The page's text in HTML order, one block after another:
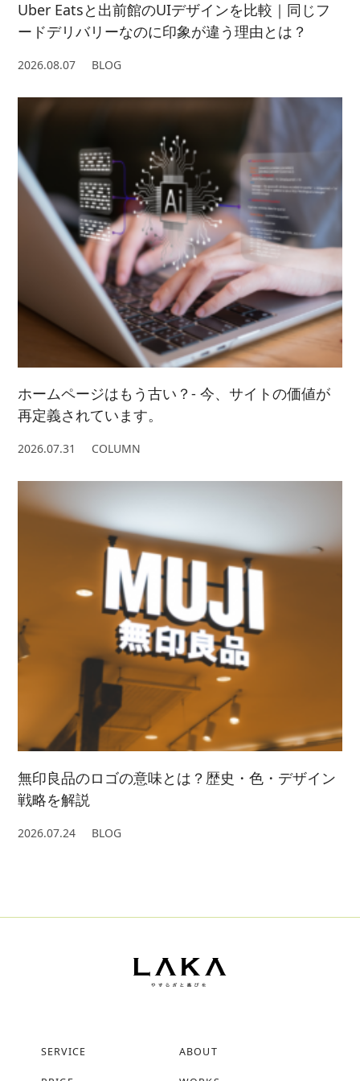
Uber Eatsと出前館のUIデザインを比較｜同じフ
ードデリバリーなのに印象が違う理由とは？
2026.08.07 BLOG
ホームページはもう古い？- 今、サイトの価値が
再定義されています。
2026.07.31 COLUMN
無印良品のロゴの意味とは？歴史・色・デザイン
戦略を解説
2026.07.24 BLOG
SERVICE ABOUT